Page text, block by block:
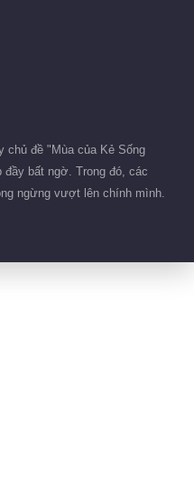
chủ đề "Mùa của Kẻ Sống
bất ngờ. Trong đó, các
ngừng vượt lên chính mình.